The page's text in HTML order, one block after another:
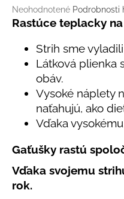
Priemerné
hodnotenie
hviezdičiek.
Neohodnotené Podrobnosti
Rastúce teplacky
Strih sme
Látková plienka
obáv.
Vysoké náplety
naťahujú, ako
Vďaka
Gaťušky rastú
Vďaka svojemu
rok.
p
o
LETNÝ
KLOBÚČIK
UV
30
S